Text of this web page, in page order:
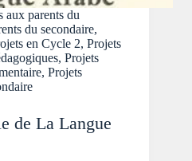
aux parents du
du secondaire,
en Cycle 2, Projets
, Projets
, Projets
de La Langue